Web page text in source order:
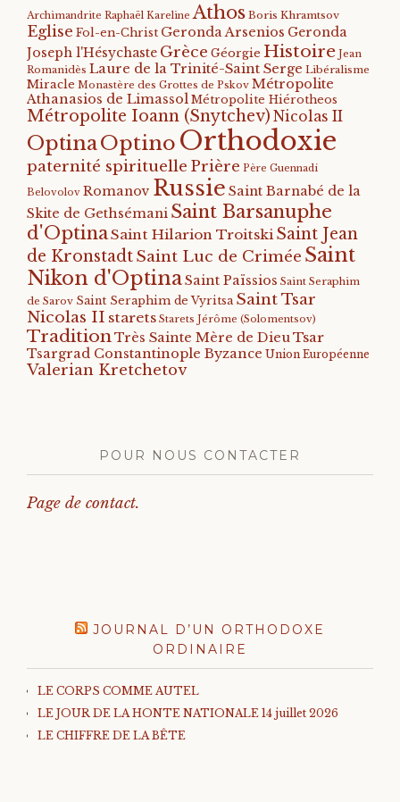
Archimandrite Raphaël Kareline Athos Boris Khramtsov
Eglise Fol-en-Christ Geronda Arsenios Geronda
Joseph l'Hésychaste Grèce Géorgie Histoire Jean
Romanidès Laure de la Trinité-Saint Serge Libéralisme
Miracle Monastère des Grottes de Pskov Métropolite
Athanasios de Limassol Métropolite Hiérotheos
Métropolite Ioann (Snytchev) Nicolas II
OptinaOptino Orthodoxie
paternité spirituelle Prière Père Guennadi
Belovolov Romanov Russie Saint Barnabé de la
Skite de Gethsémani Saint Barsanuphe
d'OptinaSaint Hilarion Troitski Saint Jean
de KronstadtSaint Luc de Crimée Saint
Nikon d'OptinaSaint Païssios Saint Seraphim
de Sarov Saint Seraphim de Vyritsa Saint Tsar
Nicolas II starets Starets Jérôme (Solomentsov)
TraditionTrès Sainte Mère de DieuTsar
Tsargrad Constantinople Byzance Union Européenne
Valerian Kretchetov
POUR NOUS CONTACTER
Page de contact.
JOURNAL D’UN ORTHODOXE
ORDINAIRE
LE CORPS COMME AUTEL
LE JOUR DE LA HONTE NATIONALE 14 juillet 2026
LE CHIFFRE DE LA BÊTE